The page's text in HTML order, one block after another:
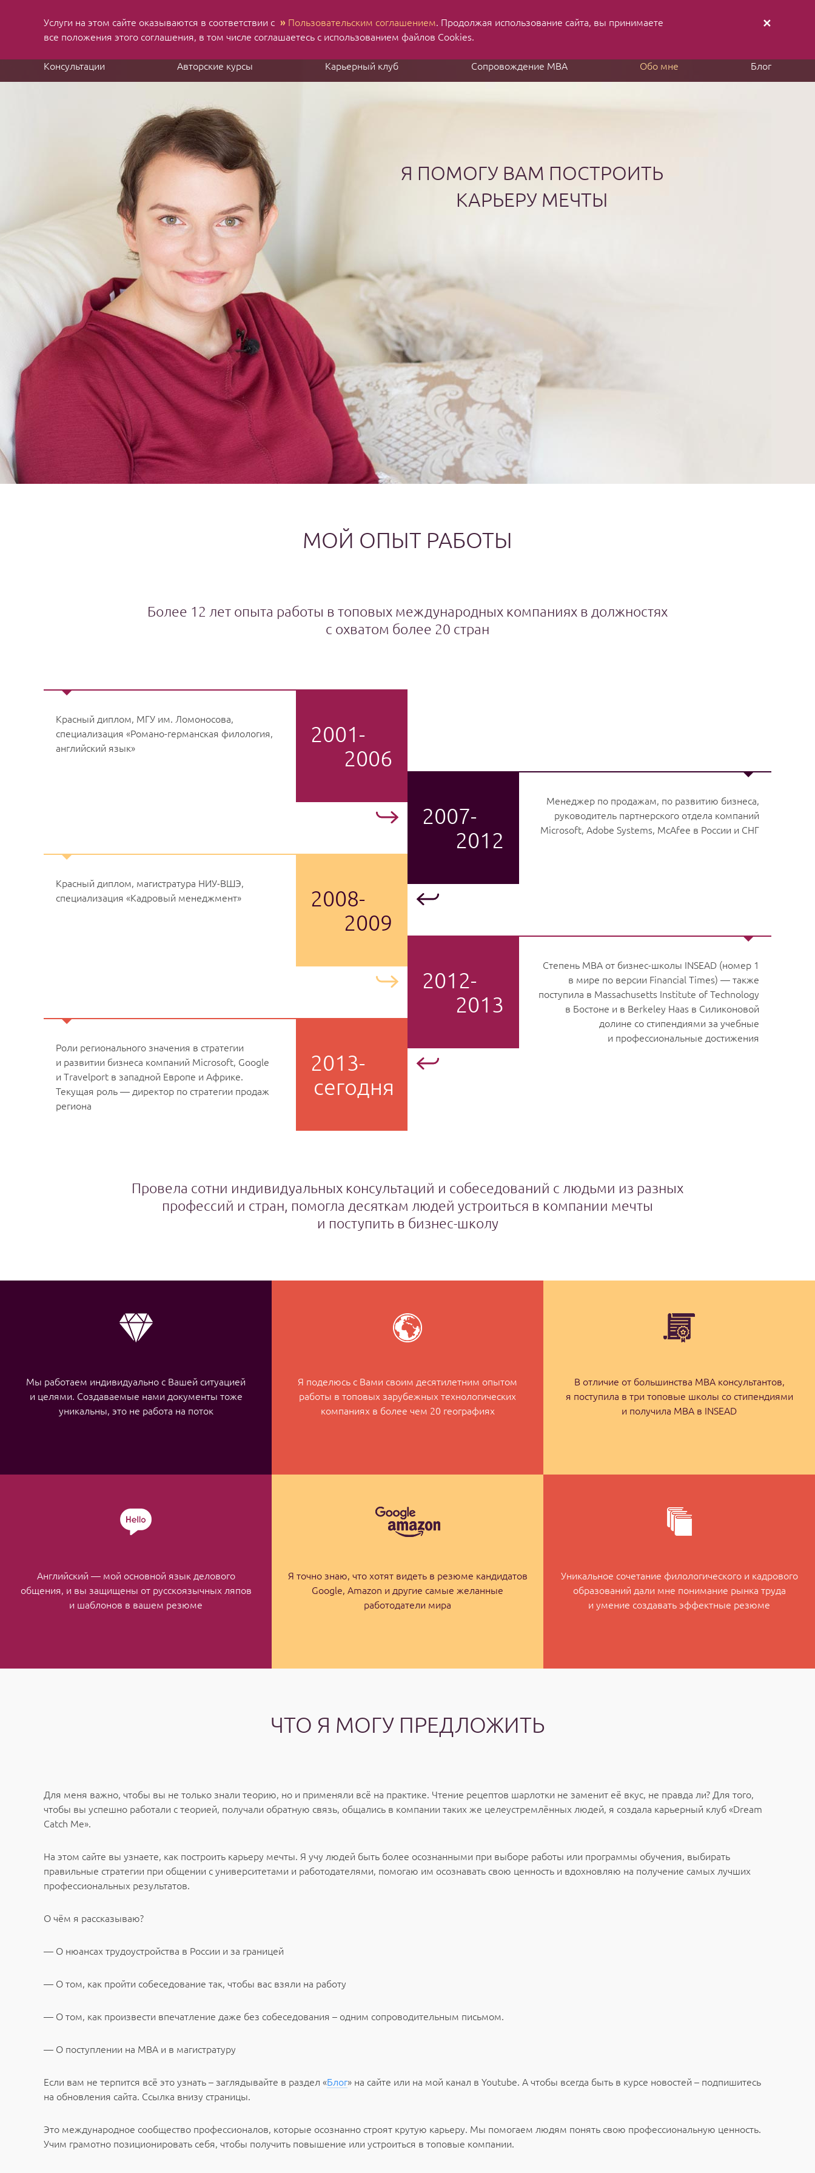
MBA applications
Ru En Написать письмо
Консультации Авторские курсы Карьерный клуб Сопровождение MBA Обо мне Блог
Я ПОМОГУ ВАМ ПОСТРОИТЬ
КАРЬЕРУ МЕЧТЫ
МОЙ ОПЫТ РАБОТЫ
Более 12 лет опыта работы в топовых международных компаниях в должностях
с охватом более 20 стран
2001-
2006
Красный диплом, МГУ им. Ломоносова,
специализация «Романо-германская филология,
английский язык»
2007-
2012
Менеджер по продажам, по развитию бизнеса,
руководитель партнерского отдела компаний
Microsoft, Adobe Systems, McAfee в России и СНГ
2008-
2009
Красный диплом, магистратура НИУ-ВШЭ,
специализация «Кадровый менеджмент»
2012-
2013
Степень MBA от бизнес-школы INSEAD (номер 1
в мире по версии Financial Times) — также
поступила в Massachusetts Institute of Technology
в Бостоне и в Berkeley Haas в Силиконовой
долине со стипендиями за учебные
и профессиональные достижения
2013-
сегодня
Роли регионального значения в стратегии
и развитии бизнеса компаний Microsoft, Google
и Travelport в западной Европе и Африке.
Текущая роль — директор по стратегии продаж
региона
Провела сотни индивидуальных консультаций и собеседований с людьми из разных
профессий и стран, помогла десяткам людей устроиться в компании мечты
и поступить в бизнес-школу
Мы работаем индивидуально с Вашей ситуацией
и целями. Создаваемые нами документы тоже
уникальны, это не работа на поток
Я поделюсь с Вами своим десятилетним опытом
работы в топовых зарубежных технологических
компаниях в более чем 20 географиях
В отличие от большинства MBA консультантов,
я поступила в три топовые школы со стипендиями
и получила MBA в INSEAD
Английский — мой основной язык делового
общения, и вы защищены от русскоязычных ляпов
и шаблонов в вашем резюме
Я точно знаю, что хотят видеть в резюме кандидатов
Google, Amazon и другие самые желанные
работодатели мира
Уникальное сочетание филологического и кадрового
образований дали мне понимание рынка труда
и умение создавать эффектные резюме
ЧТО Я МОГУ ПРЕДЛОЖИТЬ
Для меня важно, чтобы вы не только знали теорию, но и применяли всё на практике. Чтение рецептов шарлотки не заменит её вкус, не правда ли? Для того,
чтобы вы успешно работали с теорией, получали обратную связь, общались в компании таких же целеустремлённых людей, я создала карьерный клуб «Dream
Catch Me».
На этом сайте вы узнаете, как построить карьеру мечты. Я учу людей быть более осознанными при выборе работы или программы обучения, выбирать
правильные стратегии при общении с университетами и работодателями, помогаю им осознавать свою ценность и вдохновляю на получение самых лучших
профессиональных результатов.
О чём я рассказываю?
— О нюансах трудоустройства в России и за границей
— О том, как пройти собеседование так, чтобы вас взяли на работу
— О том, как произвести впечатление даже без собеседования – одним сопроводительным письмом.
— О поступлении на MBA и в магистратуру
Если вам не терпится всё это узнать – заглядывайте в раздел «Блог» на сайте или на мой канал в Youtube. А чтобы всегда быть в курсе новостей – подпишитесь
на обновления сайта. Ссылка внизу страницы.
Это международное сообщество профессионалов, которые осознанно строят крутую карьеру. Мы помогаем людям понять свою профессиональную ценность.
Учим грамотно позиционировать себя, чтобы получить повышение или устроиться в топовые компании.
Услуги на этом сайте оказываются в соответствии с » Пользовательским соглашением. Продолжая использование cайта, вы принимаете
все положения этого соглашения, в том числе соглашаетесь с использованием файлов Cookies.
✕